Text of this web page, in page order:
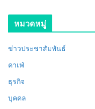
หมวดหมู่
ข่าวประชาสัมพันธ์
คาเฟ่
ธุรกิจ
บุคคล